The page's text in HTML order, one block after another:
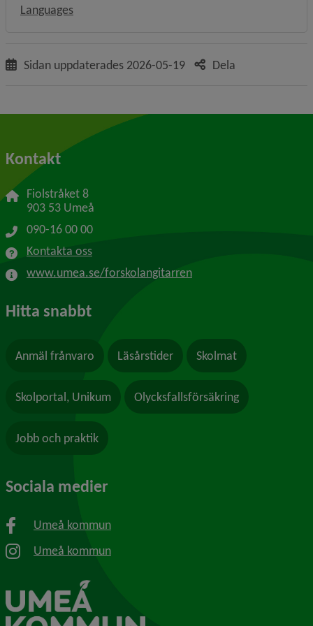
Languages
Sidan uppdaterades 2026-05-19 Dela
Kontakt
Fiolstråket 8
903 53 Umeå
090-16 00 00
Kontakta oss
www.umea.se/forskolangitarren
Hitta snabbt
Anmäl frånvaro Läsårstider Skolmat
Skolportal, Unikum Olycksfallsförsäkring
Jobb och praktik
Sociala medier
Umeå kommun
Umeå kommun